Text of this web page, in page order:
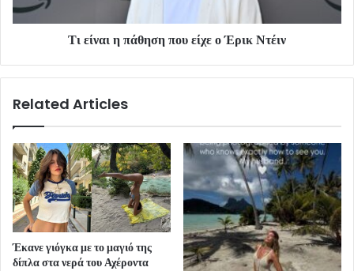
Τι είναι η πάθηση που είχε ο Έρικ Ντέιν
Related Articles
Έκανε γιόγκα με το μαγιό της
δίπλα στα νερά του Αχέροντα